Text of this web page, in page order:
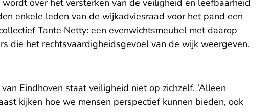
over het versterken van de veiligheid en leefbaarheid
enkele leden van de wijkadviesraad voor het pand een
Tante Netty: een evenwichtsmeubel met daarop
die het rechtsvaardigheidsgevoel van de wijk weergeven.
Eindhoven staat veiligheid niet op zichzelf. ‘Alleen
kijken hoe we mensen perspectief kunnen bieden, ook